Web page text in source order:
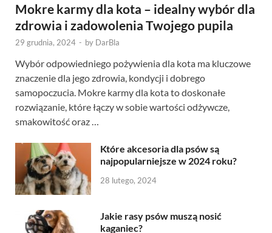
Mokre karmy dla kota – idealny wybór dla
zdrowia i zadowolenia Twojego pupila
29 grudnia, 2024 - by DarBla
Wybór odpowiedniego pożywienia dla kota ma kluczowe
znaczenie dla jego zdrowia, kondycji i dobrego
samopoczucia. Mokre karmy dla kota to doskonałe
rozwiązanie, które łączy w sobie wartości odżywcze,
smakowitość oraz …
Które akcesoria dla psów są
najpopularniejsze w 2024 roku?
28 lutego, 2024
Jakie rasy psów muszą nosić
kaganiec?